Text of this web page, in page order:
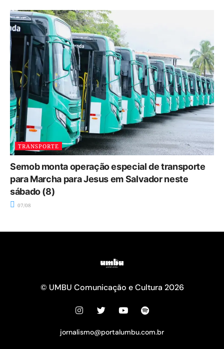
TRANSPORTE
Semob monta operação especial de transporte
para Marcha para Jesus em Salvador neste
sábado (8)
07/08
© UMBU Comunicação e Cultura 2026
jornalismo@portalumbu.com.br